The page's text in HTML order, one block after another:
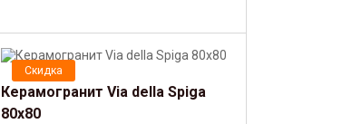
Скидка
Керамогранит Via della Spiga
80х80